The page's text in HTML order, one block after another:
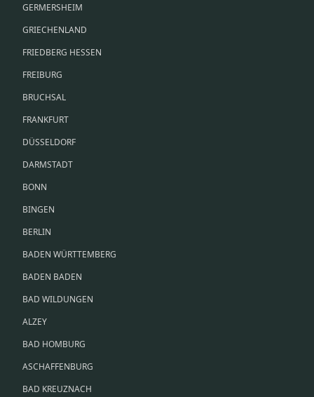
GERMERSHEIM
GRIECHENLAND
FRIEDBERG HESSEN
FREIBURG
BRUCHSAL
FRANKFURT
DÜSSELDORF
DARMSTADT
BONN
BINGEN
BERLIN
BADEN WÜRTTEMBERG
BADEN BADEN
BAD WILDUNGEN
ALZEY
BAD HOMBURG
ASCHAFFENBURG
BAD KREUZNACH